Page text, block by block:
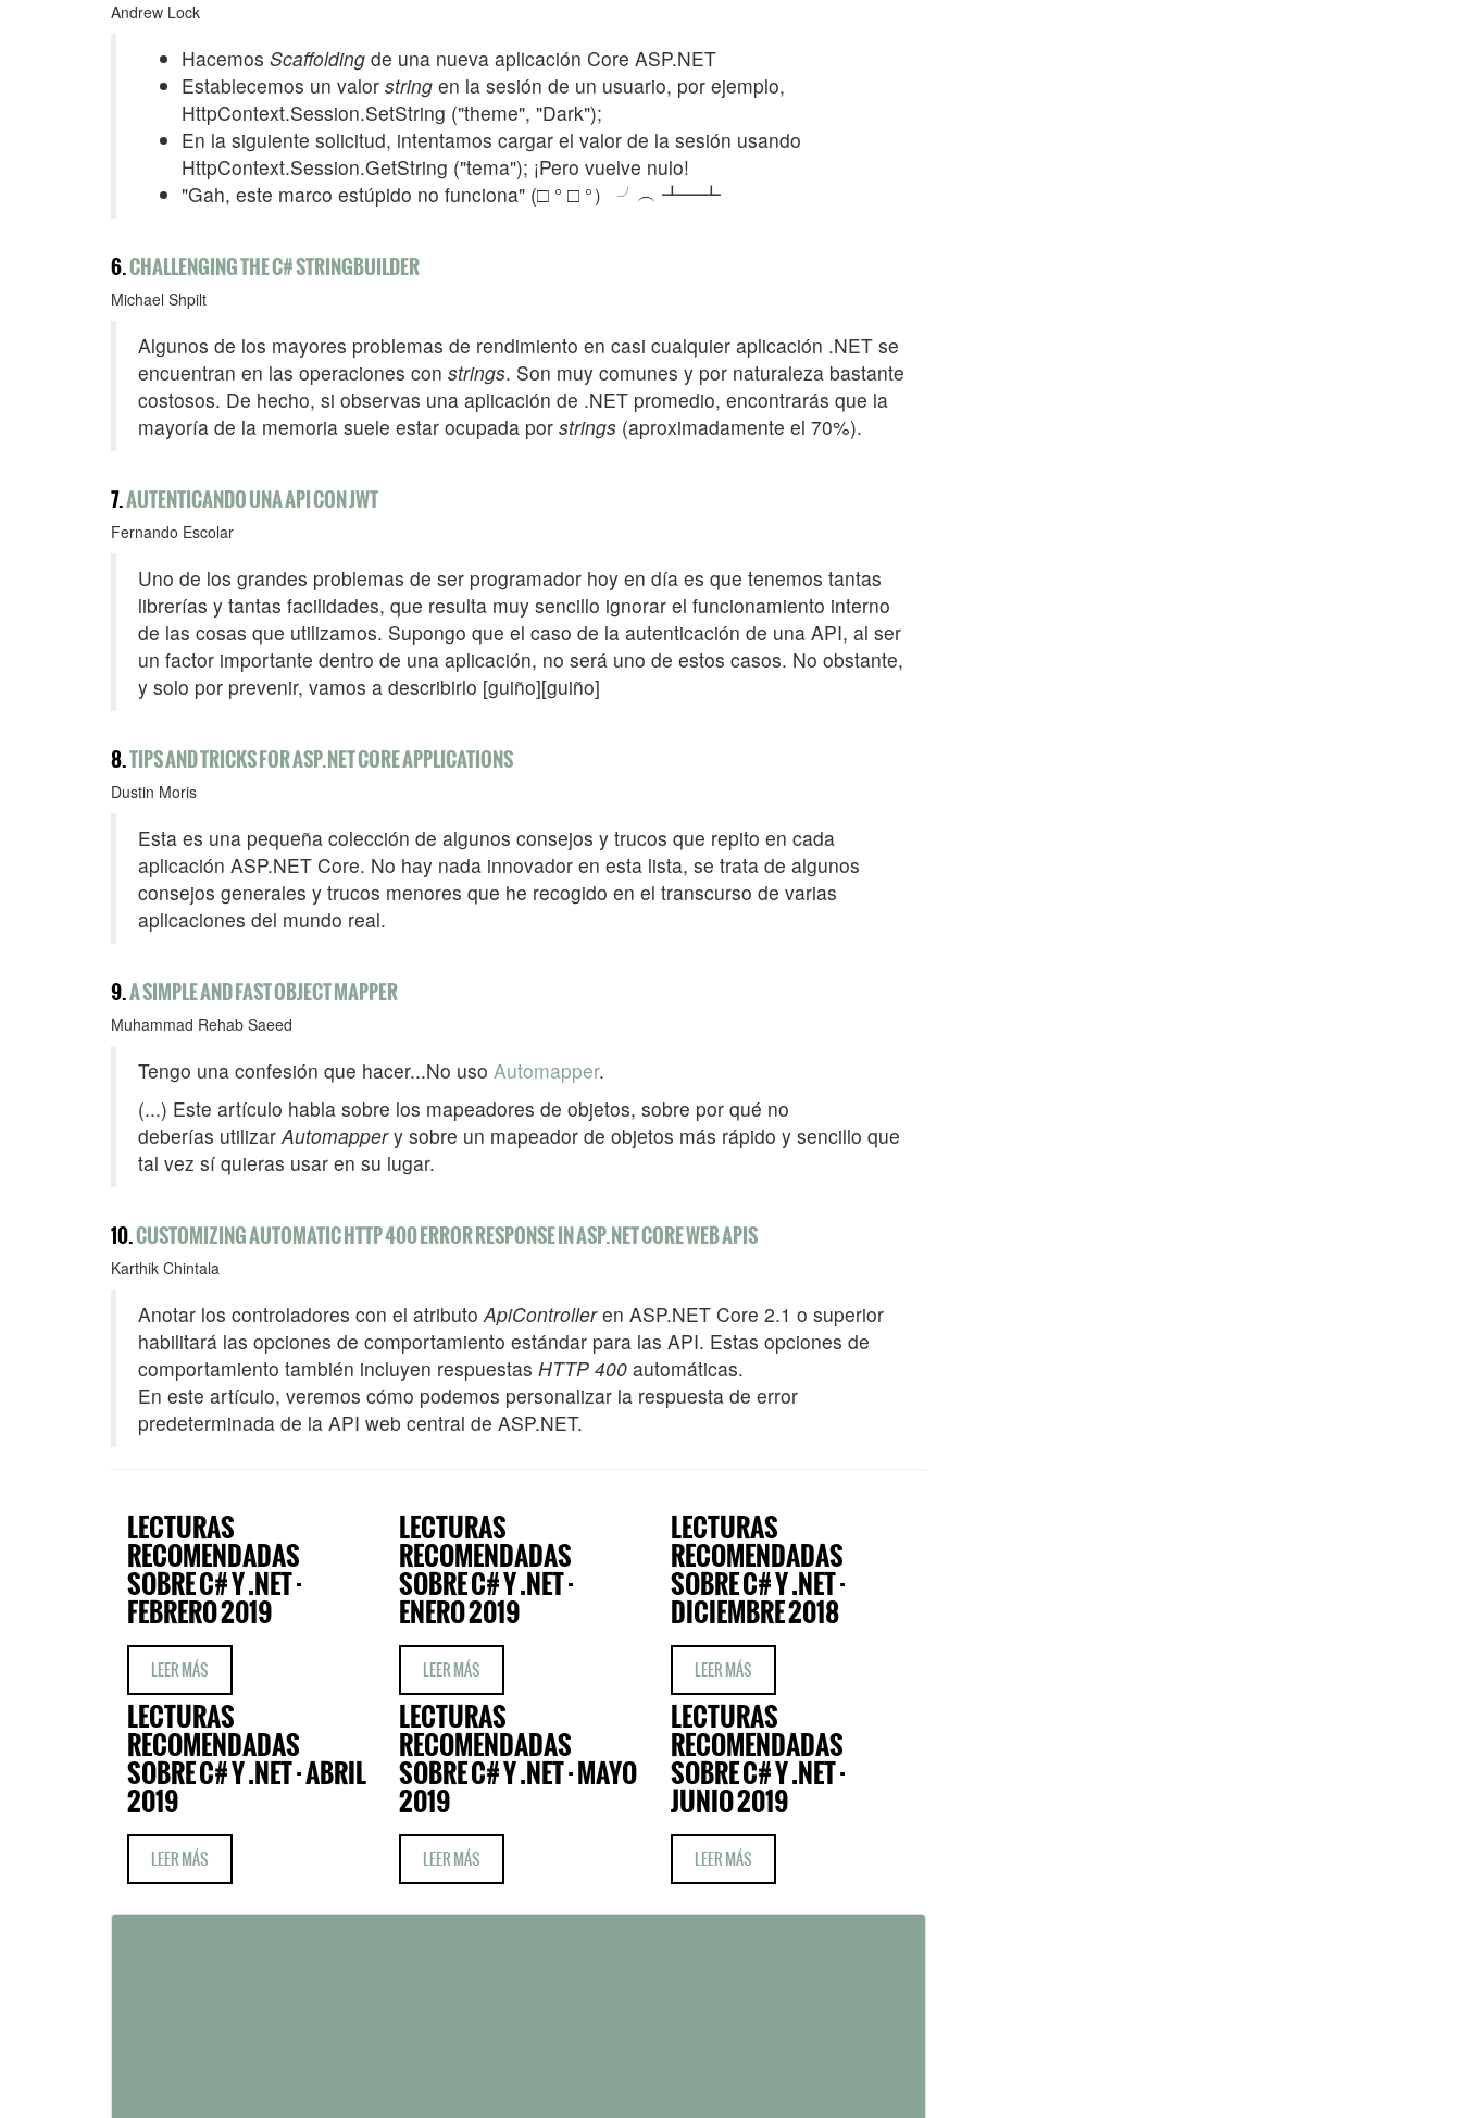
Andrew Lock
Hacemos Scaffolding de una nueva aplicación Core ASP.NET
Establecemos un valor string en la sesión de un usuario, por ejemplo,
HttpContext.Session.SetString ("theme", "Dark");
En la siguiente solicitud, intentamos cargar el valor de la sesión usando
HttpContext.Session.GetString ("tema"); ¡Pero vuelve nulo!
"Gah, este marco estúpido no funciona" (□ ° □ °） ╯︵ ┻━┻
6.CHALLENGING THE C# STRINGBUILDER
Michael Shpilt
Algunos de los mayores problemas de rendimiento en casi cualquier aplicación .NET se
encuentran en las operaciones con strings. Son muy comunes y por naturaleza bastante
costosos. De hecho, si observas una aplicación de .NET promedio, encontrarás que la
mayoría de la memoria suele estar ocupada por strings (aproximadamente el 70%).
7.AUTENTICANDO UNA API CON JWT
Fernando Escolar
Uno de los grandes problemas de ser programador hoy en día es que tenemos tantas
librerías y tantas facilidades, que resulta muy sencillo ignorar el funcionamiento interno
de las cosas que utilizamos. Supongo que el caso de la autenticación de una API, al ser
un factor importante dentro de una aplicación, no será uno de estos casos. No obstante,
y solo por prevenir, vamos a describirlo [guiño][guiño]
8.TIPS AND TRICKS FOR ASP.NET CORE APPLICATIONS
Dustin Moris
Esta es una pequeña colección de algunos consejos y trucos que repito en cada
aplicación ASP.NET Core. No hay nada innovador en esta lista, se trata de algunos
consejos generales y trucos menores que he recogido en el transcurso de varias
aplicaciones del mundo real.
9.A SIMPLE AND FAST OBJECT MAPPER
Muhammad Rehab Saeed
Tengo una confesión que hacer...No uso Automapper.
(...) Este artículo habla sobre los mapeadores de objetos, sobre por qué no
deberías utilizarAutomappery sobre un mapeador de objetos más rápido y sencillo que
tal vez sí quieras usar en su lugar.
10.CUSTOMIZING AUTOMATIC HTTP 400 ERROR RESPONSE IN ASP.NET CORE WEB APIS
Karthik Chintala
Anotar los controladores con el atributoApiControlleren ASP.NET Core 2.1 o superior
habilitará las opciones de comportamiento estándar para las API. Estas opciones de
comportamiento también incluyen respuestas HTTP 400 automáticas.
En este artículo, veremos cómo podemos personalizar la respuesta de error
predeterminada de la API web central de ASP.NET.
LECTURAS
RECOMENDADAS
SOBRE C# Y .NET ·
FEBRERO 2019
LEER MÁS
LECTURAS
RECOMENDADAS
SOBRE C# Y .NET ·
ENERO 2019
LEER MÁS
LECTURAS
RECOMENDADAS
SOBRE C# Y .NET ·
DICIEMBRE 2018
LEER MÁS
LECTURAS
RECOMENDADAS
SOBRE C# Y .NET · ABRIL
2019
LEER MÁS
LECTURAS
RECOMENDADAS
SOBRE C# Y .NET · MAYO
2019
LEER MÁS
LECTURAS
RECOMENDADAS
SOBRE C# Y .NET ·
JUNIO 2019
LEER MÁS